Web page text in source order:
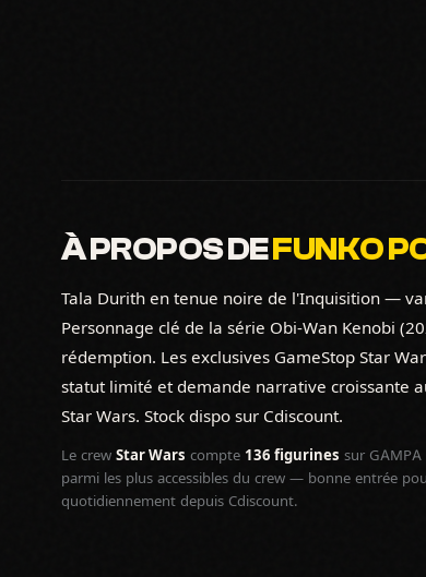
À PROPOS DEFUNKO
Tala Durith en tenue noire de l'Inquisition —
Personnage clé de la série Obi-Wan Kenobi
rédemption. Les exclusives GameStop Star
statut limité et demande narrative croissante
Star Wars. Stock dispo sur Cdiscount.
Le crew Star Wars compte 136 figurines sur
parmi les plus accessibles du crew — bonne entrée
quotidiennement depuis Cdiscount.